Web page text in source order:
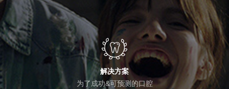
解决方案
为了成功&可预测的口腔